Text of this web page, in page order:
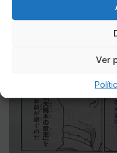
Ver